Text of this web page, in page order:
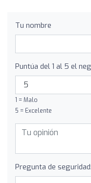
Tu nombre
Puntúa del 1 al 5 el
1 = Malo
5 = Excelente
Pregunta de